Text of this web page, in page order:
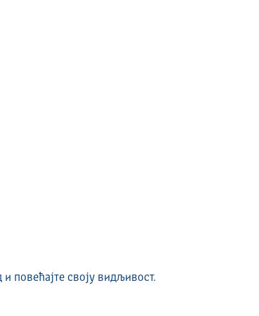
повећајте своју видљивост.